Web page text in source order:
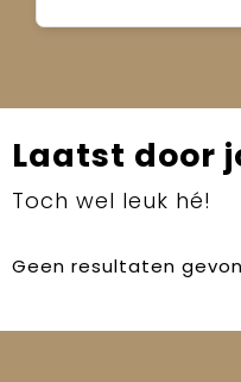
Laatst door
Toch wel leuk hé!
Geen resultaten